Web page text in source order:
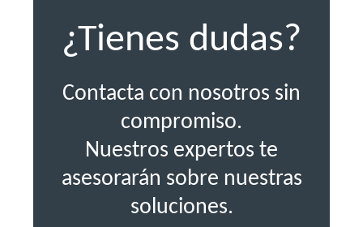
¿Tienes dudas?
Contacta con nosotros sin
compromiso.
Nuestros expertos te
asesorarán sobre nuestras
soluciones.